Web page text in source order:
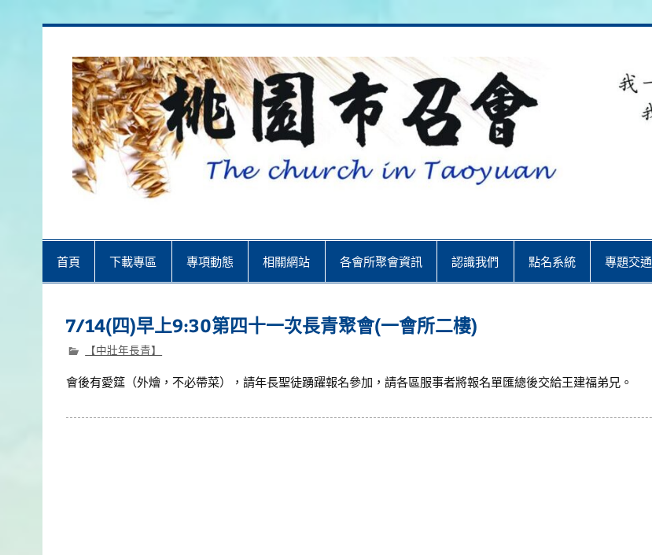
首頁 下載專區 專項動態 相關網站 各會所聚會資訊 認識我們 點名系統 專題交通
7/14(四)早上9:30第四十一次長青聚會(一會所二樓)
【中壯年長青】
會後有愛筵（外燴，不必帶菜），請年長聖徒踴躍報名參加，請各區服事者將報名單匯總後交給王建福弟兄。